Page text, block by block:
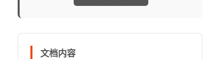
文档内容